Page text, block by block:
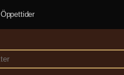
Öppettider